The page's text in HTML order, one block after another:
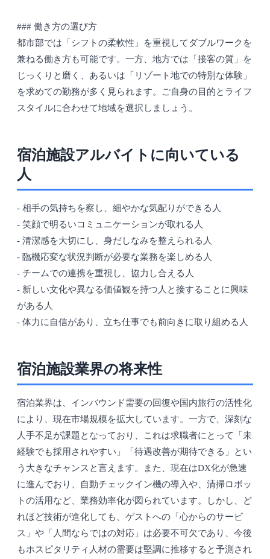
### 働き方の選び方
都市部では「シフトの柔軟性」を重視してダブルワークを
兼ねる働き方も可能です。一方、地方では「接客の質」を
じっくりと磨く、あるいは「リゾート地での特別な体験」
を求めての勤務が多く見られます。ご自身の目的とライフ
スタイルに合わせて地域を選択しましょう。
宿泊施設アルバイトに向いている
人
- 相手の気持ちを察し、細やかな気配りができる人
- 笑顔で明るいコミュニケーションが取れる人
- 清潔感を大切にし、身だしなみを整えられる人
- 臨機応変な状況判断が必要な業務を楽しめる人
- チームでの連携を重視し、協力し合える人
- 新しい文化や異なる価値観を持つ人と接することに興味
がある人
- 体力に自信があり、立ち仕事でも前向きに取り組める人
宿泊施設業界の将来性
宿泊業界は、インバウンド需要の回復や国内旅行の活性化
により、現在市場規模を拡大しています。一方で、深刻な
人手不足が課題となっており、これは求職者にとって「未
経験でも採用されやすい」「待遇改善が期待できる」とい
う大きなチャンスと言えます。また、現在はDX化が急速
に進んでおり、自動チェックイン機の導入や、清掃ロボッ
トの活用など、業務効率化が図られています。しかし、ど
れほど技術が進化しても、ゲストへの「心からのサービ
ス」や「人間ならではの対応」は必要不可欠であり、今後
もホスピタリティ人材の需要は堅調に推移すると予測され